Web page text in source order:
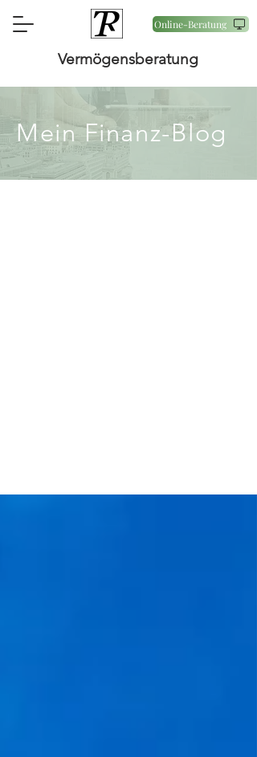
Vermögensberatung
Online-Beratung
Mein Finanz-Blog